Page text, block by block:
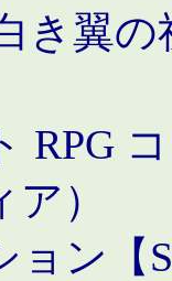
き翼
RPG
）
ョン【